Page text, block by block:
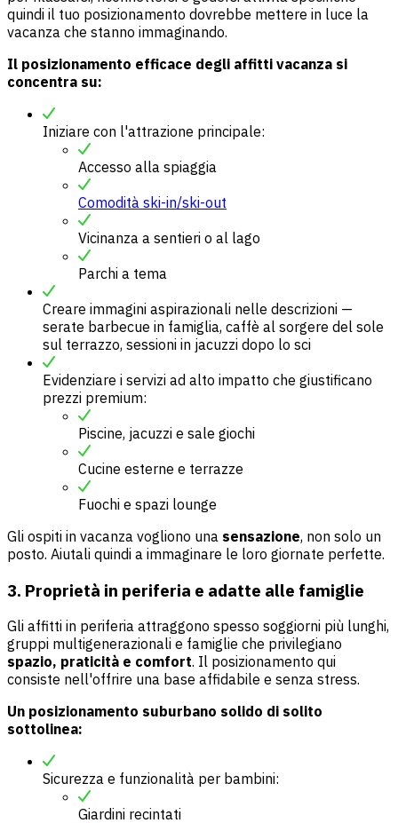
quindi il tuo posizionamento dovrebbe mettere in luce la
vacanza che stanno immaginando.
Il posizionamento efficace degli affitti vacanza si
concentra su:
Iniziare con l'attrazione principale:
Accesso alla spiaggia
Comodità ski-in/ski-out
Vicinanza a sentieri o al lago
Parchi a tema
Creare immagini aspirazionali nelle descrizioni —
serate barbecue in famiglia, caffè al sorgere del sole
sul terrazzo, sessioni in jacuzzi dopo lo sci
Evidenziare i servizi ad alto impatto che giustificano
prezzi premium:
Piscine, jacuzzi e sale giochi
Cucine esterne e terrazze
Fuochi e spazi lounge
Gli ospiti in vacanza vogliono una sensazione, non solo un
posto. Aiutali quindi a immaginare le loro giornate perfette.
3. Proprietà in periferia e adatte alle famiglie
Gli affitti in periferia attraggono spesso soggiorni più lunghi,
gruppi multigenerazionali e famiglie che privilegiano
spazio, praticità e comfort. Il posizionamento qui
consiste nell'offrire una base affidabile e senza stress.
Un posizionamento suburbano solido di solito
sottolinea:
Sicurezza e funzionalità per bambini:
Giardini recintati